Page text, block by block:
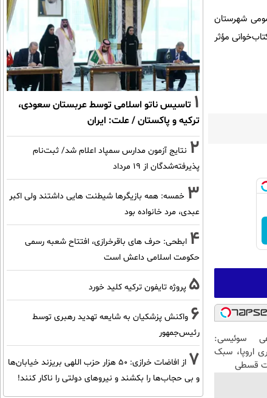
عمومی شهرستان
و کتاب‌خوانی مؤثر
سوئیسی:
اروپا، سبک
قسطی
1 تاسیس ناتو اسلامی توسط عربستان سعودی،
ترکیه و پاکستان / علت: ایران
2 نتایج آزمون مدارس سمپاد اعلام شد/ ثبت‌نام
پذیرفته‌شدگان از ۱۹ مرداد
3 خمسه: همه بازیگرها شیطنت هایی داشتند ولی اکبر
عبدی، مرد خانواده بود
4 ابطحی: حرف های باقرخرازی، افتتاح شعبه رسمی
حکومت اسلامی داعش است
5 پروژه تایفون ترکیه کلید خورد
6 واکنش پزشکیان به شایعه تهدید رهبری توسط
رئیس‌جمهور
7
از افاضات خرازی: ۵۰ هزار حزب اللهی بریزند خیابان‌ها
و بی حجاب‌ها را بکشند و نیرو‌های دولتی را ناکار کنند!